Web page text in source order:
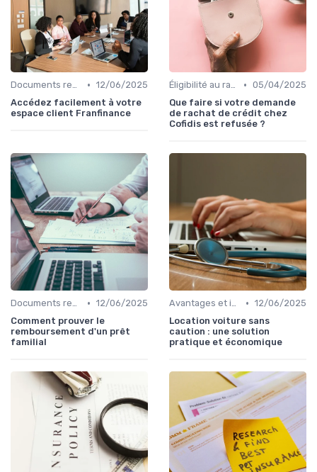
Documents requis et démarches • 12/06/2025
Accédez facilement à votre
espace client Franfinance
Éligibilité au rachat de crédit • 05/04/2025
Que faire si votre demande
de rachat de crédit chez
Cofidis est refusée ?
Documents requis et démarches • 12/06/2025
Comment prouver le
remboursement d'un prêt
familial
Avantages et inconvénients • 12/06/2025
Location voiture sans
caution : une solution
pratique et économique